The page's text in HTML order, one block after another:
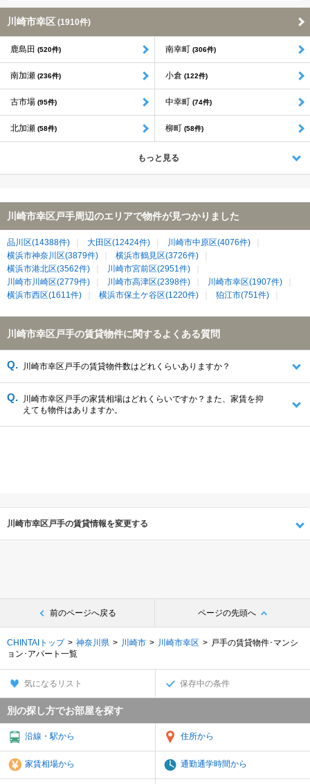
川崎市幸区 (1910件)
鹿島田 (520件) 南幸町 (306件)
南加瀬 (236件) 小倉 (122件)
古市場 (95件) 中幸町 (74件)
北加瀬 (58件) 柳町 (58件)
もっと見る
川崎市幸区戸手周辺のエリアで物件が見つかりました
品川区(14388件) 大田区(12424件)
川崎市中原区(4076件)
横浜市神奈川区(3879件)
横浜市鶴見区(3726件)
横浜市港北区(3562件)
川崎市宮前区(2951件)
川崎市川崎区(2779件)
川崎市高津区(2398件)
川崎市幸区(1907件)
横浜市西区(1611件)
横浜市保土ケ谷区(1220件) 狛江市(751件)
川崎市幸区戸手の賃貸物件に関するよくある質問
川崎市幸区戸手の賃貸物件数はどれくらいありますか？
川崎市幸区戸手の家賃相場はどれくらいですか？また、家賃を抑
えても物件はありますか。
川崎市幸区戸手の賃貸情報を変更する
前のページへ戻る ページの先頭へ
CHINTAIトップ 神奈川県 川崎市 川崎市幸区
戸手の賃貸物件･マンシ
ョン･アパート一覧
気になるリスト 保存中の条件
別の探し方でお部屋を探す
沿線・駅から 住所から
家賃相場から 通勤通学時間から